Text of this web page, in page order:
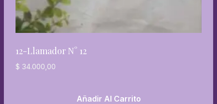
12-Llamador N° 12
$ 34.000,00
Añadir Al Carrito